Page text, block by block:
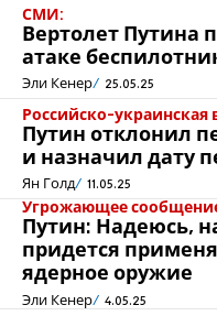
СМИ:
Вертолет Путина
атаке
Эли Кенер 25.05.25
Российско-украинская
Путин отклонил
и назначил дату
Ян Голд 11.05.25
Угрожающее
Путин: Надеюсь,
придется
ядерное оружие
Эли Кенер 4.05.25